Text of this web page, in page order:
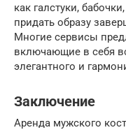
как галстуки,
придать образу
Многие сервисы
включающие в себя
элегантного и
Заключение
Аренда мужского